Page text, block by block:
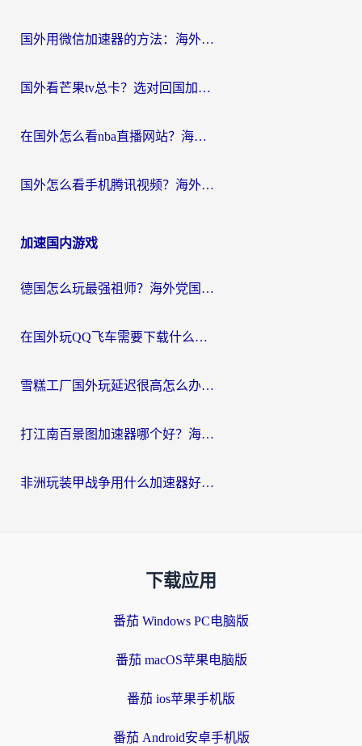
国外用微信加速器的方法：海外党无缝连接国内生活的实用指南
国外看芒果tv总卡？选对回国加速器，轻松追《浪姐》不费劲
在国外怎么看nba直播网站？海外党专属体育观赛指南，告别地区限制！
国外怎么看手机腾讯视频？海外党亲测有效的追剧加速器选择指南
加速国内游戏
德国怎么玩最强祖师？海外党国服游戏加速器选择全攻略（附宝可梦Online实测）
在国外玩QQ飞车需要下载什么加速器呢？海外党亲测有效的国服游戏加速指南
雪糕工厂国外玩延迟很高怎么办？海外玩家国服游戏加速终极攻略（附实测推荐）
打江南百景图加速器哪个好？海外党踩坑N次后，终于找到不卡的秘诀
非洲玩装甲战争用什么加速器好？海外党亲测有效的国服游戏加速方案
下载应用
番茄 Windows PC电脑版
番茄 macOS苹果电脑版
番茄 ios苹果手机版
番茄 Android安卓手机版